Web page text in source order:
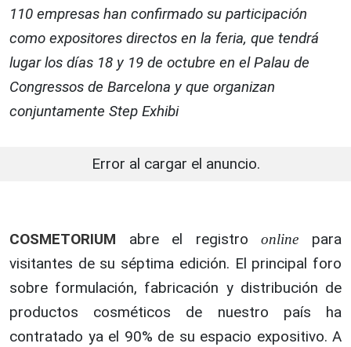
110 empresas han confirmado su participación
como expositores directos en la feria, que tendrá
lugar los días 18 y 19 de octubre en el Palau de
Congressos de Barcelona y que organizan
conjuntamente Step Exhibi
Error al cargar el anuncio.
COSMETORIUM abre el registroonline para
visitantes de su séptima edición. El principal foro
sobre formulación, fabricación y distribución de
productos cosméticos de nuestro país ha
contratado ya el 90% de su espacio expositivo. A